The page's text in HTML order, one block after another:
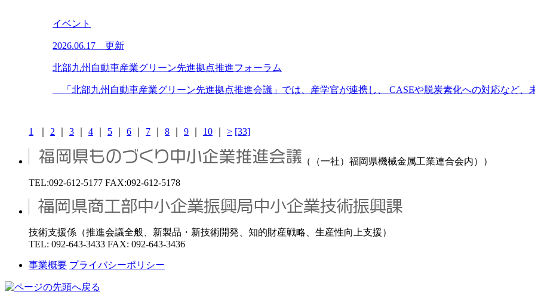
イベント
2026.06.17 更新
北部九州自動車産業グリーン先進拠点推進フォーラム
「北部九州自動車産業グリーン先進拠点推進会議」では、産学官が連携し、 CASEや脱炭素化への対応など、
1 2 3 4 5 6 7 8 9 10 > [33]
（（一社）福岡県機械金属工業連合会内））
TEL:092-612-5177 FAX:092-612-5178
技術支援係（推進会議全般、新製品・新技術開発、知的財産戦略、生産性向上支援）
TEL: 092-643-3433 FAX: 092-643-3436
事業概要 プライバシーポリシー